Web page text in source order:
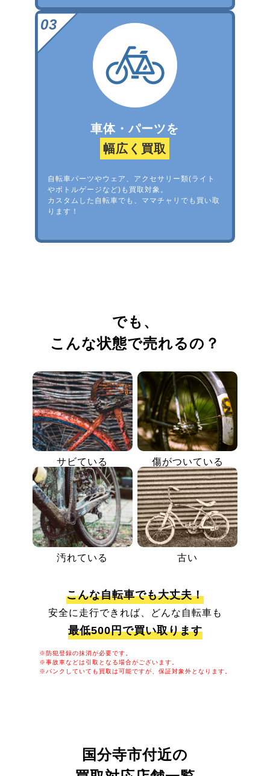
車体・パーツを
幅広く買取
自転車パーツやウェア、アクセサリー類(ライト
やボトルゲージなど)も買取対象。
カスタムした自転車でも、ママチャリでも買い取
ります！
でも、
こんな状態で売れるの？
サビている 傷がついている
汚れている 古い
こんな自転車でも大丈夫！
安全に走行できれば、どんな自転車も
最低500円で買い取ります
※防犯登録の抹消が必要です。
※事故車などは引取となる場合がございます。
※パンクしていても買取は可能ですが、保証対象外となります。
国分寺市付近の